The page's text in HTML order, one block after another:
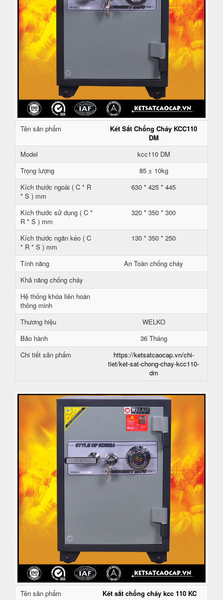
Tên sản phẩm
Két Sắt Chống Cháy KCC110
DM
Model
kcc110 DM
Trọng lượng
85 ± 10kg
Kích thước ngoài ( C * R
* S ) mm
630 * 425 * 445
Kích thước sử dụng ( C *
R * S ) mm
320 * 350 * 300
Kích thước ngăn kéo ( C
* R * S ) mm
130 * 350 * 250
Tính năng
An Toàn chống cháy
Khả năng chống cháy
Hệ thống khóa liên hoàn
thông minh
Thương hiệu
WELKO
Bảo hành
36 Tháng
Chi tiết sản phẩm
https://ketsatcaocap.vn/chi-
tiet/ket-sat-chong-chay-kcc110-
dm
Tên sản phẩm Két sắt chống cháy kcc 110 KC